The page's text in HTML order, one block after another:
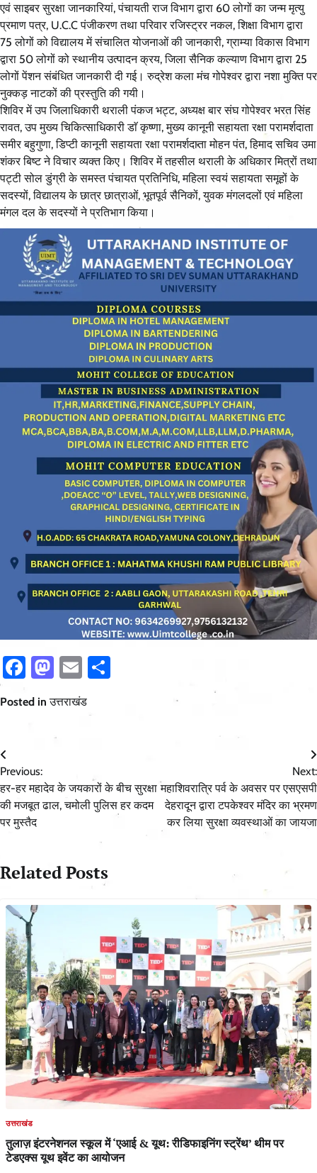
एवं साइबर सुरक्षा जानकारियां, पंचायती राज विभाग द्वारा 60 लोगों का जन्म मृत्यु
प्रमाण पत्र, U.C.C पंजीकरण तथा परिवार रजिस्ट्रर नकल, शिक्षा विभाग द्वारा
75 लोगों को विद्यालय में संचालित योजनाओं की जानकारी, ग्राम्या विकास विभाग
द्वारा 50 लोगों को स्थानीय उत्पादन क्रय, जिला सैनिक कल्याण विभाग द्वारा 25
लोगों पेंशन संबंधित जानकारी दी गई। रुद्रेश कला मंच गोपेश्वर द्वारा नशा मुक्ति पर
नुक्कड़ नाटकों की प्रस्तुति की गयी।
शिविर में उप जिलाधिकारी थराली पंकज भट्ट, अध्यक्ष बार संघ गोपेश्वर भरत सिंह
रावत, उप मुख्य चिकित्साधिकारी डाॅ कृष्णा, मुख्य कानूनी सहायता रक्षा परामर्शदाता
समीर बहुगुणा, डिप्टी कानूनी सहायता रक्षा परामर्शदाता मोहन पंत, हिमाद सचिव उमा
शंकर बिष्ट ने विचार व्यक्त किए। शिविर में तहसील थराली के अधिकार मित्रों तथा
पट्टी सोल डुंग्री के समस्त पंचायत प्रतिनिधि, महिला स्वयं सहायता समूहों के
सदस्यों, विद्यालय के छात्र छात्राओं, भूतपूर्व सैनिकों, युवक मंगलदलों एवं महिला
मंगल दल के सदस्यों ने प्रतिभाग किया।
Facebook
Mastodon
Email
Posted inउत्तराखंड
Post
navigation
Previous:
हर-हर महादेव के जयकारों के बीच सुरक्षा
की मजबूत ढाल, चमोली पुलिस हर कदम
पर मुस्तैद
Next:
महाशिवरात्रि पर्व के अवसर पर एसएसपी
देहरादून द्वारा टपकेश्वर मंदिर का भ्रमण
कर लिया सुरक्षा व्यवस्थाओं का जायजा
Related Posts
उत्तराखंड
तुलाज़ इंटरनेशनल स्कूल में ‘एआई & यूथ: रीडिफाइनिंग स्ट्रेंथ’ थीम पर
टेडएक्स यूथ इवेंट का आयोजन